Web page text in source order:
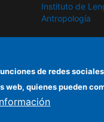
Instituto de
Antropología
Próximo
Instituto de
Públicos
de redes
quienes pueden